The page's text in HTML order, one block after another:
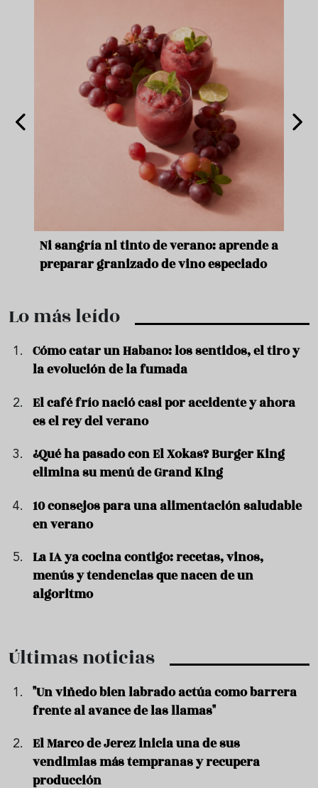
Ni sangría ni tinto de verano: aprende a
preparar granizado de vino especiado
Lo más leído
Cómo catar un Habano: los sentidos, el tiro y
la evolución de la fumada
El café frío nació casi por accidente y ahora
es el rey del verano
¿Qué ha pasado con El Xokas? Burger King
elimina su menú de Grand King
10 consejos para una alimentación saludable
en verano
La IA ya cocina contigo: recetas, vinos,
menús y tendencias que nacen de un
algoritmo
Últimas noticias
"Un viñedo bien labrado actúa como barrera
frente al avance de las llamas"
El Marco de Jerez inicia una de sus
vendimias más tempranas y recupera
producción